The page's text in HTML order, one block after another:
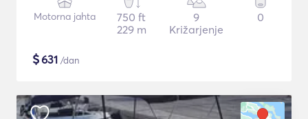
Motorna jahta
750 ft
229 m
9
Križarjenje
0
$631 /dan